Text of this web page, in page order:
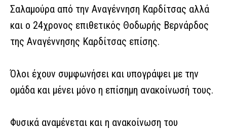
Σαλαμούρα από την Αναγέννηση Καρδίτσας αλλά
και ο 24χρονος επιθετικός Θοδωρής Βερνάρδος
της Αναγέννησης Καρδίτσας επίσης.
Όλοι έχουν συμφωνήσει και υπογράψει με την
ομάδα και μένει μόνο η επίσημη ανακοίνωσή τους.
Φυσικά αναμένεται και η ανακοίνωση του